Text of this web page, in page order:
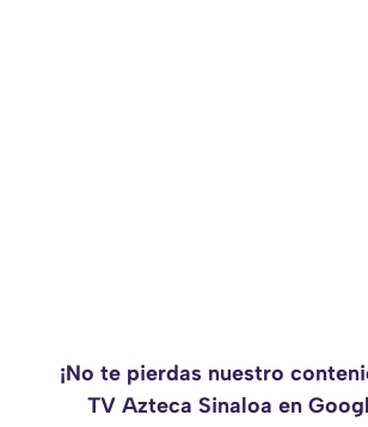
¡No te pierdas nuestro
TV Azteca Sinaloa en